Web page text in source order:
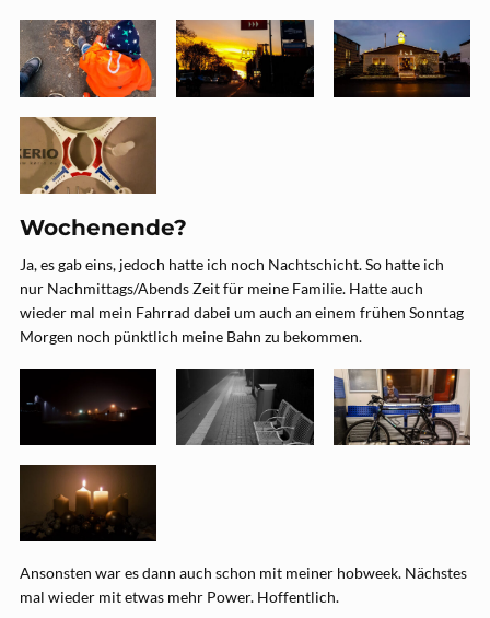
Wochenende?
Ja, es gab eins, jedoch hatte ich noch Nachtschicht. So hatte ich
nur Nachmittags/Abends Zeit für meine Familie. Hatte auch
wieder mal mein Fahrrad dabei um auch an einem frühen Sonntag
Morgen noch pünktlich meine Bahn zu bekommen.
Ansonsten war es dann auch schon mit meiner hobweek. Nächstes
mal wieder mit etwas mehr Power. Hoffentlich.